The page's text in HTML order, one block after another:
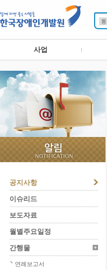
사업
공지사항
이슈리드
보도자료
월별주요일정
간행물
연례보고서